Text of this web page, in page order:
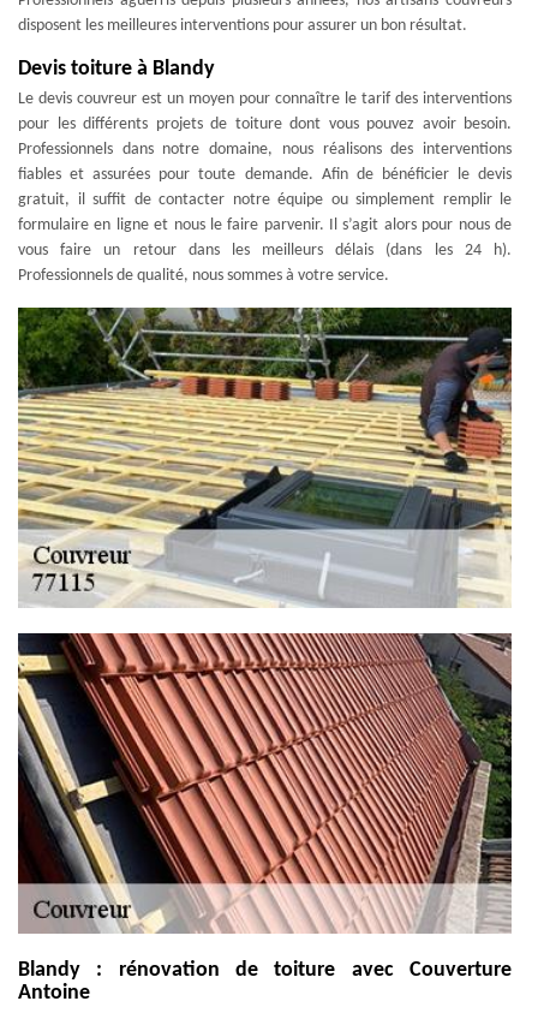
disposent les meilleures interventions pour assurer un bon résultat.
Devis toiture à Blandy
Le devis couvreur est un moyen pour connaître le tarif des interventions
pour les différents projets de toiture dont vous pouvez avoir besoin.
Professionnels dans notre domaine, nous réalisons des interventions
fiables et assurées pour toute demande. Afin de bénéficier le devis
gratuit, il suffit de contacter notre équipe ou simplement remplir le
formulaire en ligne et nous le faire parvenir. Il s’agit alors pour nous de
vous faire un retour dans les meilleurs délais (dans les 24 h).
Professionnels de qualité, nous sommes à votre service.
Blandy : rénovation de toiture avec Couverture
Antoine